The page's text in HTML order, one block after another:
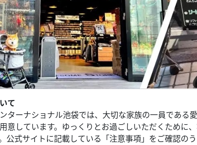
て
ターナショナル池袋では、大切な家族の一員である
意しています。ゆっくりとお過ごしいただくために
公式サイトに記載している「注意事項」をご確認の